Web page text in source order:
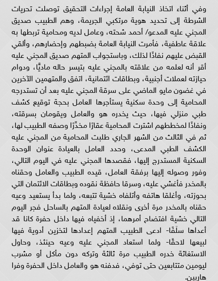
وفي أثناء اتخاذ النيابة العامة إجراءات التحقيق توصلت تحريات
الشرطة إلى تحديد هوية مرتكبي الجريمة، وهم الطبيب صديق
المجني عليه المدعو/ أحمد شحته، وعامل لديه ومحامية تربطها به
علاقة عاطفية، فأمرت النيابة العامة بضبطهم وإحضارهم، وألقي
القبض عليهم نفاذًا لذلك، وباستجواب المتهم صديق المجني عليه
أقر أنه لعلمه من علاقته بالمجني عليه بتيسر حاله ماديًّا، ودوام
حيازته لعملات أجنبية، وبطاقات ائتمانية، اتفق والمتهمين الآخرين
في غضون مايو الماضي على سرقة المجني عليه بعد أن تستدرجه
المحامية إلى وحدة سكنية يستأجرها العامل بحجة توقيع كشف
طبي منزلي فيها، حيث يخدره هو والعامل ويقومان بسرقته،
ونفاذًا لمخططهم اشترت المحامية عقارًا مخدِّرًا وصفه الطبيب لها،
ثم في الثالث من الشهر الجاري طلبت المحامية من المجني عليه
الكشف الطبي المدعى، وحدد العامل بالعيادة عنوان الوحدة
السكنية المستدرج إليها، فقصدها المجني عليه في اليوم التالي،
وفور وصوله إليها برفقة العامل، قيده الطبيب والعامل وحقناه
بالمخدر فأغشي عليه، وسرقا حافظة نقوده وبطاقات الائتمان التي
بحوزته، وأغلقا هاتفه وأتلفاه خشية تتبعه، ولما بدأ يستعيد وعيه
حقناه بالمخدر مرة أخرى ونقلاه لعيادة المتهم بالساحل فجر اليوم
التالي خشية افتضاح أمرهما، إذ أخفياه فيها داخل حفرة كانا قد
أعداها سلَفًا- ادعى الطبيب المتهم إعدادها لتخزين أدوية فيها
لبيعها لاحقًا- ولما استعاد المجني عليه وعيه حينئذ، وحاول
الاستغاثة خدره الطبيب مرة ثالثة وتركه دون مأكل أو مشرب
ليومين متتابعين حتى توفي، فدفنه هو والعامل داخل الحفرة وفرا
هاربين.